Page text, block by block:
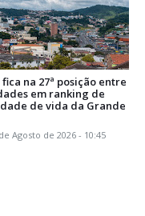
fica na 27ª posição entre
em ranking de
de vida da Grande
Agosto de 2026 - 10:45